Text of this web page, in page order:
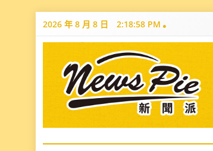
Skip
2026 年 8 月 8 日 2:18:59 PM
News Pie
最有料的新聞